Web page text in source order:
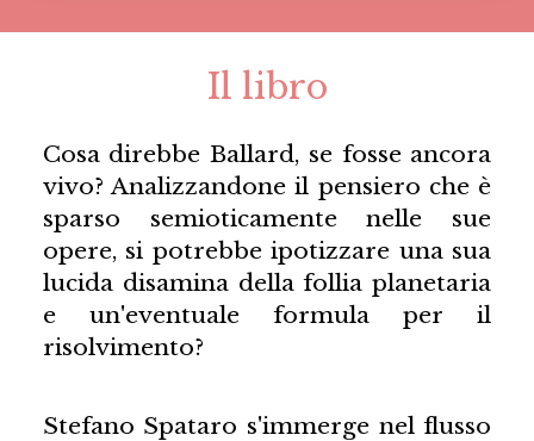
Il libro
Cosa direbbe Ballard, se fosse ancora
vivo? Analizzandone il pensiero che è
sparso semioticamente nelle sue
opere, si potrebbe ipotizzare una sua
lucida disamina della follia planetaria
e un'eventuale formula per il
risolvimento?
Stefano Spataro s'immerge nel flusso